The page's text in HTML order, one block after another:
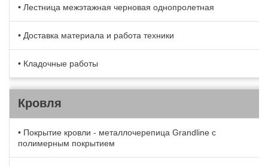
• Лестница межэтажная черновая однопролетная
• Доставка материала и работа техники
• Кладочные работы
Кровля
• Покрытие кровли - металлочерепица Grandline с
полимерным покрытием